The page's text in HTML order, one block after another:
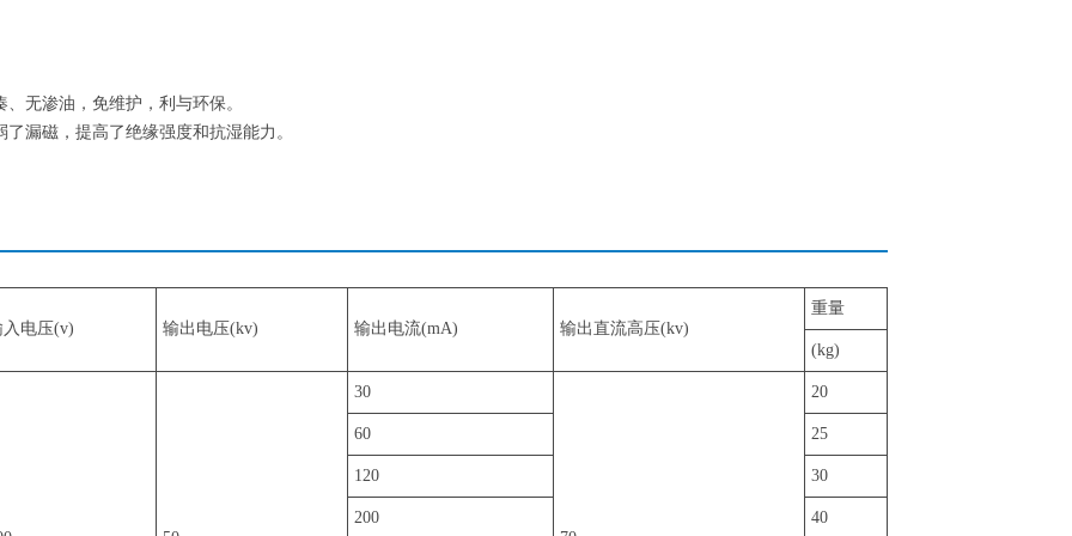
无渗油，免维护，利与环保。
漏磁，提高了绝缘强度和抗湿能力。
入电压(v) 输出电压(kv) 输出电流(mA) 输出直流高压(kv)
重量
(kg)
30 20
60 25
120 30
200 40